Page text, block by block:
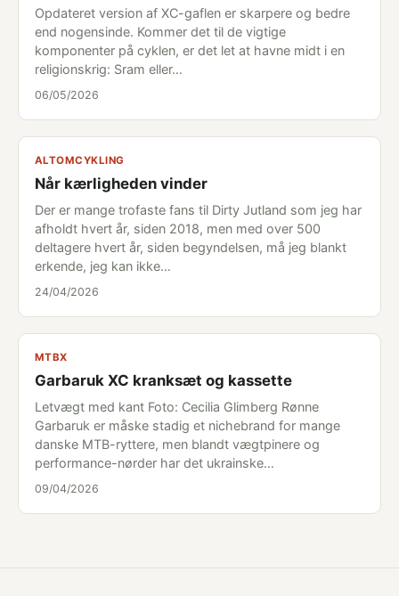
Opdateret version af XC-gaflen er skarpere og bedre
end nogensinde. Kommer det til de vigtige
komponenter på cyklen, er det let at havne midt i en
religionskrig: Sram eller…
06/05/2026
ALTOMCYKLING
Når kærligheden vinder
Der er mange trofaste fans til Dirty Jutland som jeg har
afholdt hvert år, siden 2018, men med over 500
deltagere hvert år, siden begyndelsen, må jeg blankt
erkende, jeg kan ikke…
24/04/2026
MTBX
Garbaruk XC kranksæt og kassette
Letvægt med kant Foto: Cecilia Glimberg Rønne
Garbaruk er måske stadig et nichebrand for mange
danske MTB-ryttere, men blandt vægtpinere og
performance-nørder har det ukrainske…
09/04/2026